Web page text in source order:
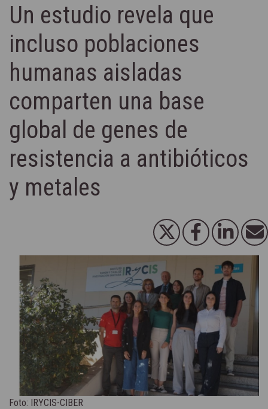
Un estudio revela que
incluso poblaciones
humanas aisladas
comparten una base
global de genes de
resistencia a antibióticos
y metales
Foto: IRYCIS-CIBER